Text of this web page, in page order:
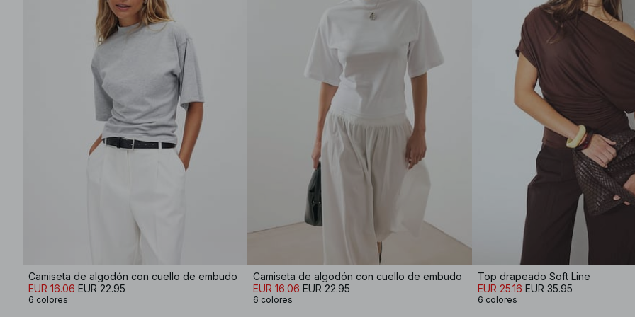
Camiseta de algodón con cuello de embudo
EUR 16.06 EUR 22.95
6 colores
Camiseta de algodón con cuello de embudo
EUR 16.06 EUR 22.95
6 colores
Top drapeado Soft Line
EUR 25.16 EUR 35.95
6 colores